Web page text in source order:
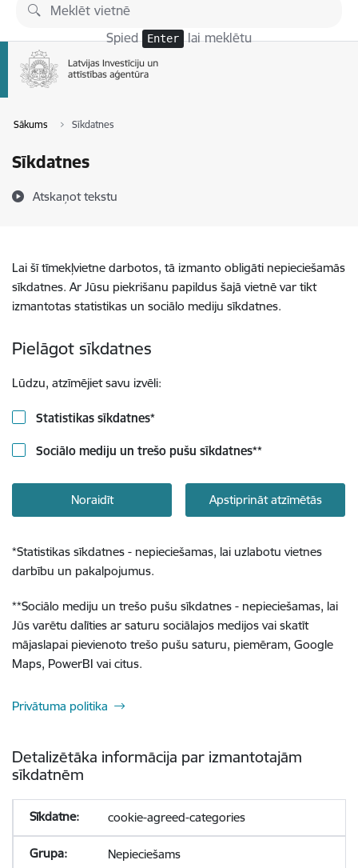
Pāriet uz lapas saturu
Spied Enter lai meklētu
Sākums Sīkdatnes
Sīkdatnes
Atskaņot tekstu
Lai šī tīmekļvietne darbotos, tā izmanto obligāti nepieciešamās
sīkdatnes. Ar Jūsu piekrišanu papildus šajā vietnē var tikt
izmantotas statistikas un sociālo mediju sīkdatnes.
Pielāgot sīkdatnes
Lūdzu, atzīmējiet savu izvēli:
Statistikas sīkdatnes*
Sociālo mediju un trešo pušu sīkdatnes**
Noraidīt Apstiprināt atzīmētās
*Statistikas sīkdatnes - nepieciešamas, lai uzlabotu vietnes
darbību un pakalpojumus.
**Sociālo mediju un trešo pušu sīkdatnes - nepieciešamas, lai
Jūs varētu dalīties ar saturu sociālajos medijos vai skatīt
mājaslapai pievienoto trešo pušu saturu, piemēram, Google
Maps, PowerBI vai citus.
Privātuma politika
Detalizētāka informācija par izmantotajām
sīkdatnēm
cookie-agreed-categories
Nepieciešams